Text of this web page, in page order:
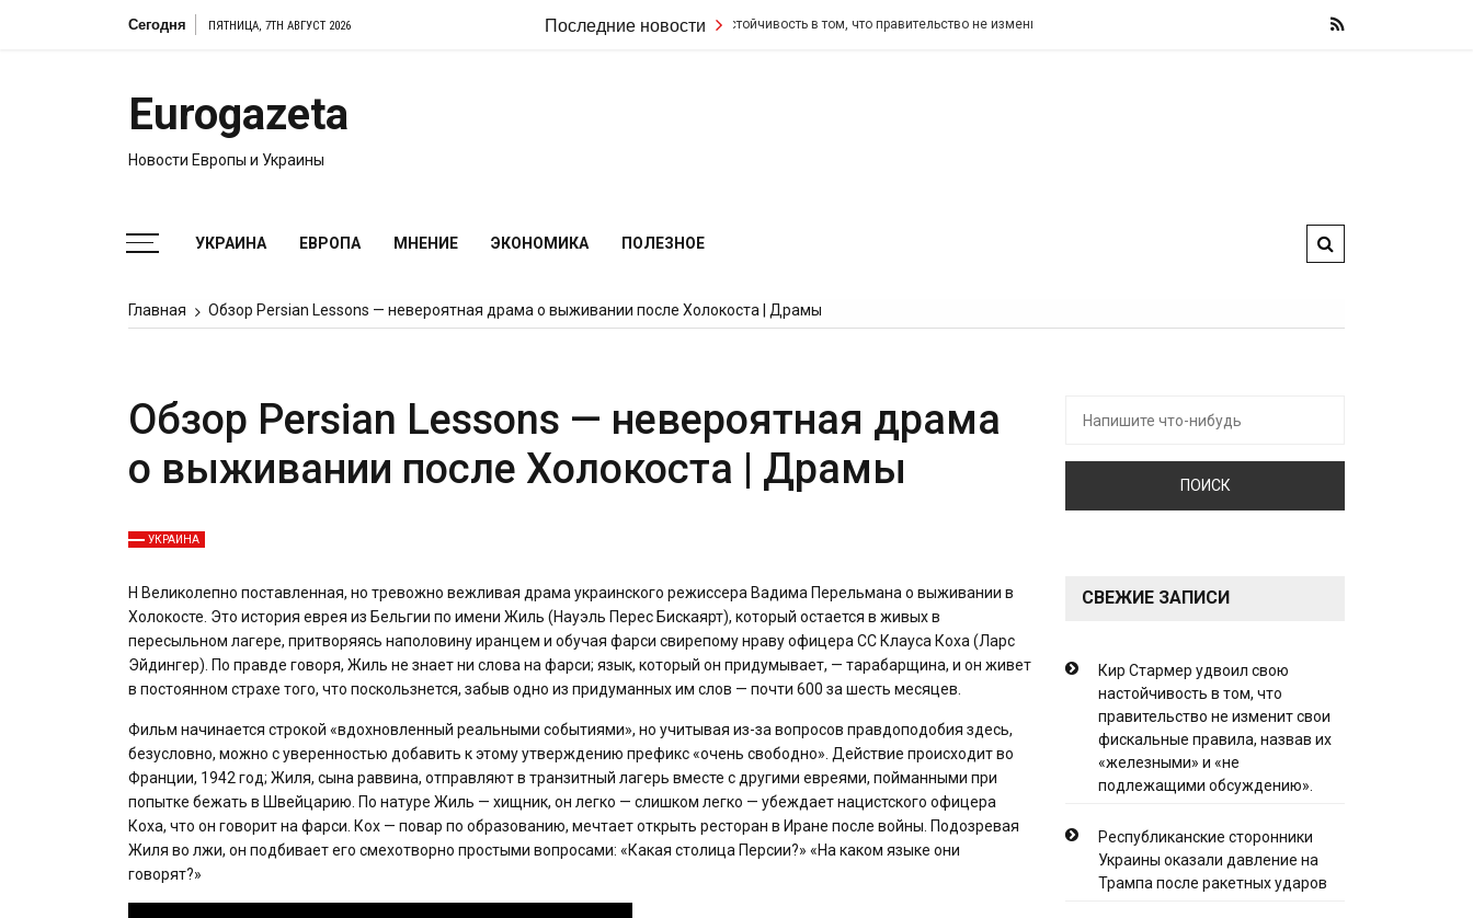
Сегодня ПЯТНИЦА, 7TH АВГУСТ 2026 Последние новости
Кир Стармер удвоил свою настойчивость в том, что правительство не изменит свои фискальные правила, назвав их «железными» и «не
Eurogazeta
Новости Европы и Украины
УКРАИНА ЕВРОПА МНЕНИЕ ЭКОНОМИКА ПОЛЕЗНОЕ
Главная Обзор Persian Lessons — невероятная драма о выживании после Холокоста | Драмы
Обзор Persian Lessons — невероятная драма
о выживании после Холокоста | Драмы
УКРАИНА
H Великолепно поставленная, но тревожно вежливая драма украинского режиссера Вадима Перельмана о выживании в
Холокосте. Это история еврея из Бельгии по имени Жиль (Науэль Перес Бискаярт), который остается в живых в
пересыльном лагере, притворяясь наполовину иранцем и обучая фарси свирепому нраву офицера СС Клауса Коха (Ларс
Эйдингер). По правде говоря, Жиль не знает ни слова на фарси; язык, который он придумывает, — тарабарщина, и он живет
в постоянном страхе того, что поскользнется, забыв одно из придуманных им слов — почти 600 за шесть месяцев.
Фильм начинается строкой «вдохновленный реальными событиями», но учитывая из-за вопросов правдоподобия здесь,
безусловно, можно с уверенностью добавить к этому утверждению префикс «очень свободно». Действие происходит во
Франции, 1942 год; Жиля, сына раввина, отправляют в транзитный лагерь вместе с другими евреями, пойманными при
попытке бежать в Швейцарию. По натуре Жиль — хищник, он легко — слишком легко — убеждает нацистского офицера
Коха, что он говорит на фарси. Кох — повар по образованию, мечтает открыть ресторан в Иране после войны. Подозревая
Жиля во лжи, он подбивает его смехотворно простыми вопросами: «Какая столица Персии?» «На каком языке они
говорят?»
СВЕЖИЕ ЗАПИСИ
Кир Стармер удвоил свою
настойчивость в том, что
правительство не изменит свои
фискальные правила, назвав их
«железными» и «не
подлежащими обсуждению».
Республиканские сторонники
Украины оказали давление на
Трампа после ракетных ударов